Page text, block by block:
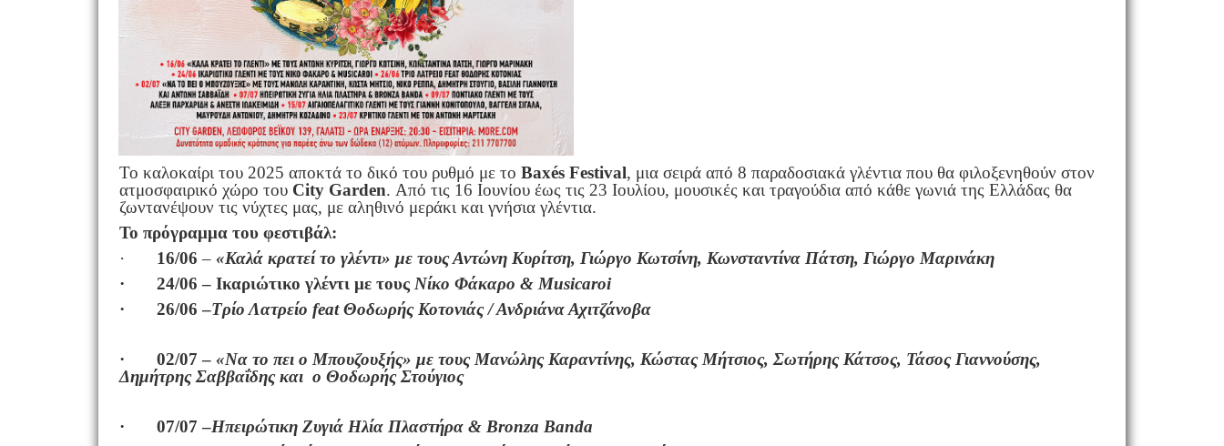
Το καλοκαίρι του 2025 αποκτά το δικό του ρυθμό με το Baxés Festival, μια σειρά από 8 παραδοσιακά γλέντια που θα φιλοξενηθούν στον
ατμοσφαιρικό χώρο του City Garden. Από τις 16 Ιουνίου έως τις 23 Ιουλίου, μουσικές και τραγούδια από κάθε γωνιά της Ελλάδας θα
ζωντανέψουν τις νύχτες μας, με αληθινό μεράκι και γνήσια γλέντια.
Το πρόγραμμα του φεστιβάλ:
· 16/06 – «Καλά κρατεί το γλέντι» με τους Αντώνη Κυρίτση, Γιώργο Κωτσίνη, Κωνσταντίνα Πάτση, Γιώργο Μαρινάκη
· 24/06 – Ικαριώτικο γλέντι με τους Νίκο Φάκαρο & Musicaroi
· 26/06 –Τρίο Λατρείο featΘοδωρής Κοτονιάς / Ανδριάνα Αχιτζάνοβα
· 02/07 – «Να το πει ο Μπουζουξής» με τους Μανώλης Καραντίνης, Κώστας Μήτσιος, Σωτήρης Κάτσος, Τάσος Γιαννούσης,
Δημήτρης Σαββαΐδης και ο Θοδωρής Στούγιος
· 07/07 –Ηπειρώτικη Ζυγιά Ηλία Πλαστήρα & Bronza Banda